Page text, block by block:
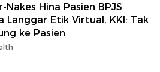
Nakes Hina Pasien BPJS
Langgar Etik Virtual, KKI: Tak
ke Pasien